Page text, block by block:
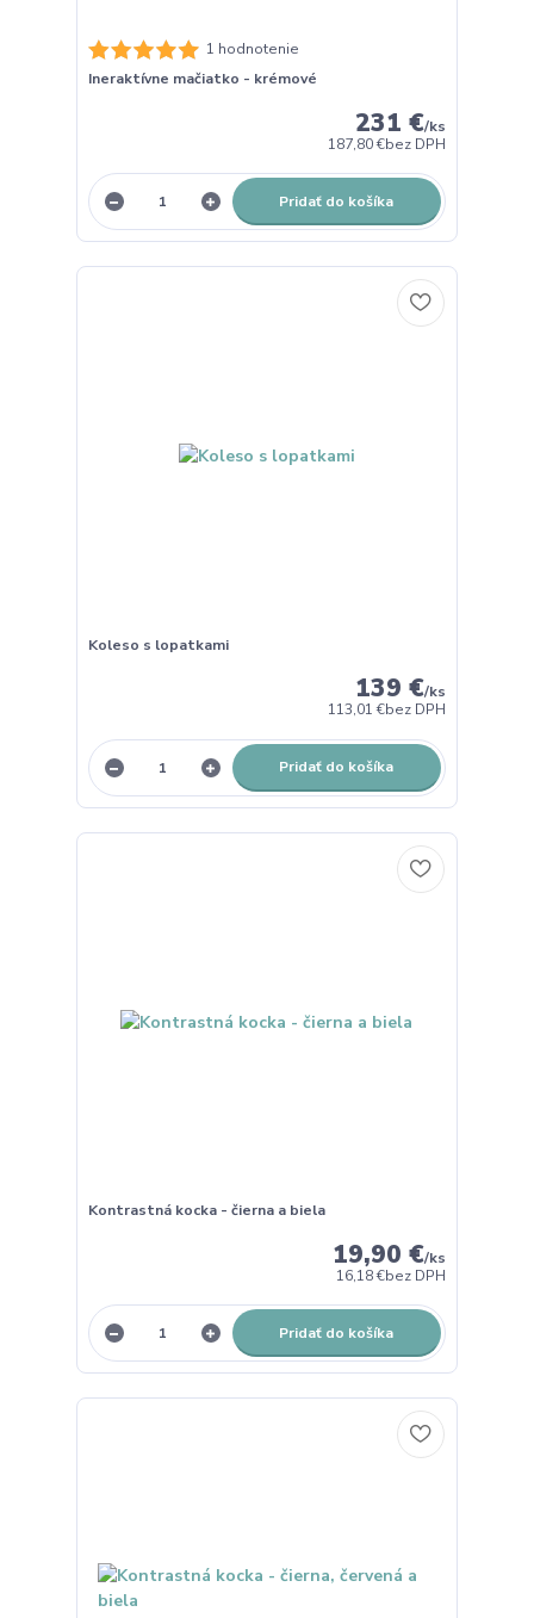
1 hodnotenie
Ineraktívne mačiatko - krémové
231 €/ks
187,80 €bez DPH
Pridať do košíka
Koleso s lopatkami
139 €/ks
113,01 €bez DPH
Pridať do košíka
Kontrastná kocka - čierna a biela
19,90 €/ks
16,18 €bez DPH
Pridať do košíka